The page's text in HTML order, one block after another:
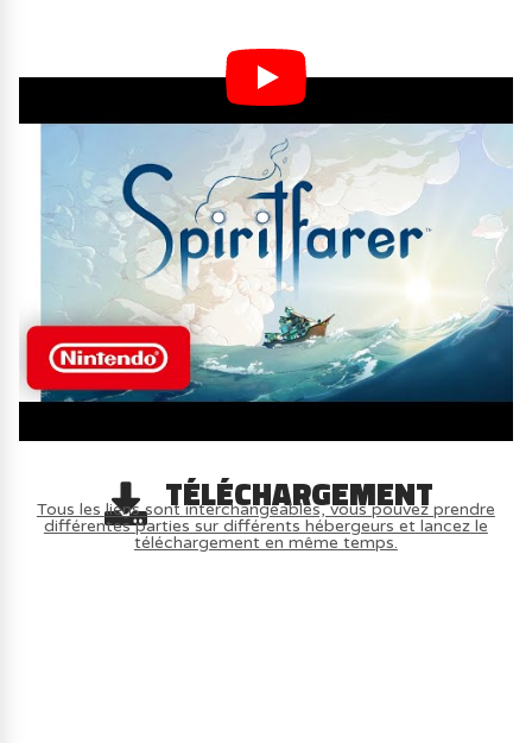
TÉLÉCHARGEMENT
Tous les liens sont interchangeables, vous pouvez prendre
différentes parties sur différents hébergeurs et lancez le
téléchargement en même temps.